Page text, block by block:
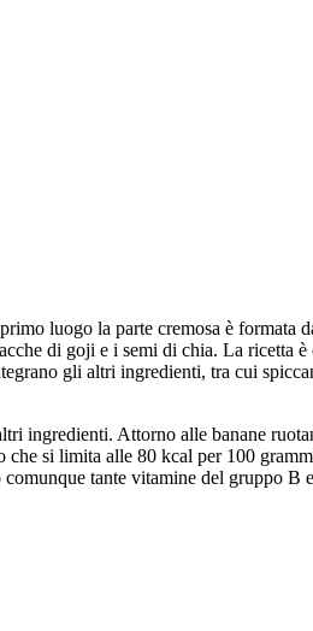
luogo la parte cremosa è formata
di goji e i semi di chia. La ricetta
gli altri ingredienti, tra cui
ingredienti. Attorno alle banane
si limita alle 80 kcal per 100
tante vitamine del gruppo B